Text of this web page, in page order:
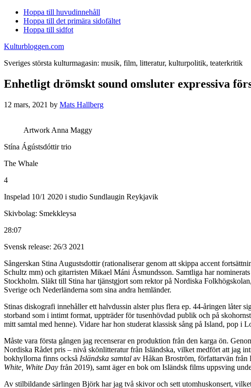
Hoppa till huvudinnehåll
Hoppa till det primära sidofältet
Hoppa till sidfot
Kulturbloggen.com
Sveriges största kulturmagasin: musik, film, litteratur, kulturpolitik, teaterkritik
Enhetligt drömskt sound omsluter expressiva
12 mars, 2021 by Mats Hallberg
Artwork Anna Maggy
Stína Ágústsdóttir trio
The Whale
4
Inspelad 10/1 2020 i studio Sundlaugin Reykjavik
Skivbolag: Smekkleysa
28:07
Svensk release: 26/3 2021
Sångerskan Stina Augustsdottir (rationaliserar genom att skippa accent
Schultz mm) och gitarristen Mikael Máni Ásmundsson. Samtliga har
Stockholm. Släkt till Stina har tjänstgjort som rektor på Nordiska
Sverige och Nederländerna som sina andra hemländer.
Stinas diskografi innehåller ett halvdussin alster plus flera ep. 44-åringen låter
storband som i intimt format, uppträder för tusenhövdad publik och på
mitt samtal med henne). Vidare har hon studerat klassisk sång på Island, pop
Måste vara första gången jag recenserar en produktion från den karga ön.
Nordiska Rådet pris – nivå skönlitteratur från Isländska, vilket medfört att jag
bokhyllorna finns också Isländska samtal av Håkan Broström, författarvän från
White, White Day från 2019), samt äger en bok om Isländsk films uppsving
Av stilbildande särlingen Björk har jag två skivor och sett utomhuskonsert,